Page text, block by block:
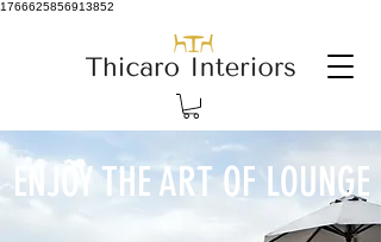
1766625856913852
ENJOY THE ART OF LOUNGE